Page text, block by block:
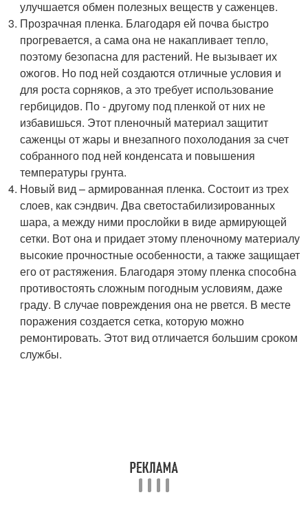
улучшается обмен полезных веществ у саженцев.
Прозрачная пленка. Благодаря ей почва быстро
прогревается, а сама она не накапливает тепло,
поэтому безопасна для растений. Не вызывает их
ожогов. Но под ней создаются отличные условия и
для роста сорняков, а это требует использование
гербицидов. По - другому под пленкой от них не
избавишься. Этот пленочный материал защитит
саженцы от жары и внезапного похолодания за счет
собранного под ней конденсата и повышения
температуры грунта.
Новый вид – армированная пленка. Состоит из трех
слоев, как сэндвич. Два светостабилизированных
шара, а между ними прослойки в виде армирующей
сетки. Вот она и придает этому пленочному материалу
высокие прочностные особенности, а также защищает
его от растяжения. Благодаря этому пленка способна
противостоять сложным погодным условиям, даже
граду. В случае повреждения она не рвется. В месте
поражения создается сетка, которую можно
ремонтировать. Этот вид отличается большим сроком
службы.